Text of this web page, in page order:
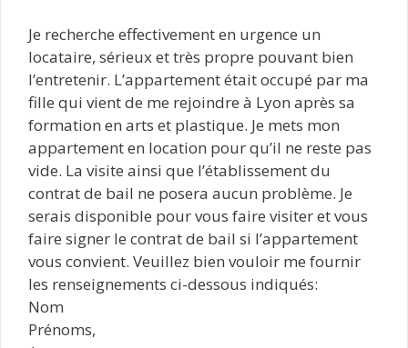
Je recherche effectivement en urgence un
locataire, sérieux et très propre pouvant bien
l’entretenir. L’appartement était occupé par ma
fille qui vient de me rejoindre à Lyon après sa
formation en arts et plastique. Je mets mon
appartement en location pour qu’il ne reste pas
vide. La visite ainsi que l’établissement du
contrat de bail ne posera aucun problème. Je
serais disponible pour vous faire visiter et vous
faire signer le contrat de bail si l’appartement
vous convient. Veuillez bien vouloir me fournir
les renseignements ci-dessous indiqués:
Nom
Prénoms,